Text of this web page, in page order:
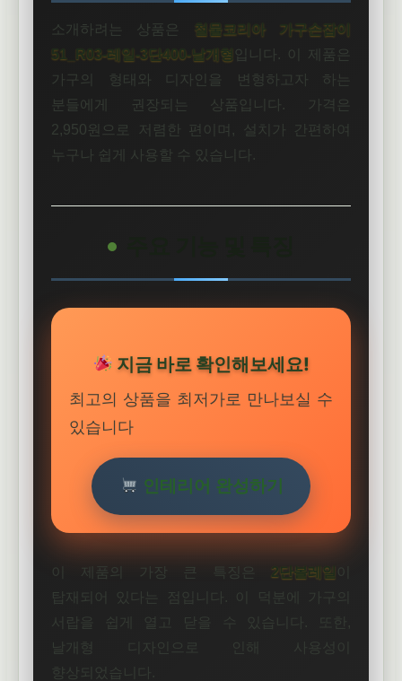
소개하려는 상품은
철물코리아 가구손잡이
51_R03-레일-3단400-날개형 입니다. 이 제품은
가구의 형태와 디자인을 변형하고자 하는
분들에게 권장되는 상품입니다. 가격은
2,950원으로 저렴한 편이며, 설치가 간편하여
누구나 쉽게 사용할 수 있습니다.
지금 바로 확인해보세요!
최고의 상품을 최저가로 만나보실 수
있습니다
인테리어 완성하기
이 제품의 가장 큰 특징은 2단볼레일 이
탑재되어 있다는 점입니다. 이 덕분에 가구의
서랍을 쉽게 열고 닫을 수 있습니다. 또한,
날개형 디자인으로 인해 사용성이
향상되었습니다.